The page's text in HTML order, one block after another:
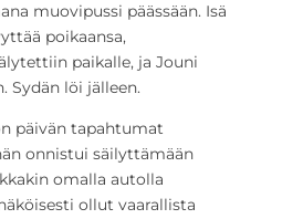
muovipussi päässään. Isä
poikaansa,
paikalle, ja Jouni
Sydän löi jälleen.
päivän tapahtumat
onnistui säilyttämään
omalla autolla
ollut vaarallista